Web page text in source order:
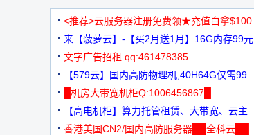
<推荐>云服务器注册免费领★充值白拿$100
来【菠萝云】-【买2月送1月】16G内存99元
文字广告招租 qq:461478385
【579云】国内高防物理机,40H64G仅需99
元
█机房大带宽机柜Q:1006456867█
【高电机柜】算力托管租赁、大带宽、云主
机
香港美国CN2/国内高防服务器██全科云██